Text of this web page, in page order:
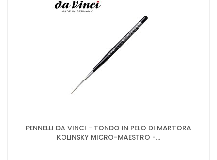
PENNELLI DA VINCI - TONDO IN PELO DI MARTORA
KOLINSKY MICRO-MAESTRO -...